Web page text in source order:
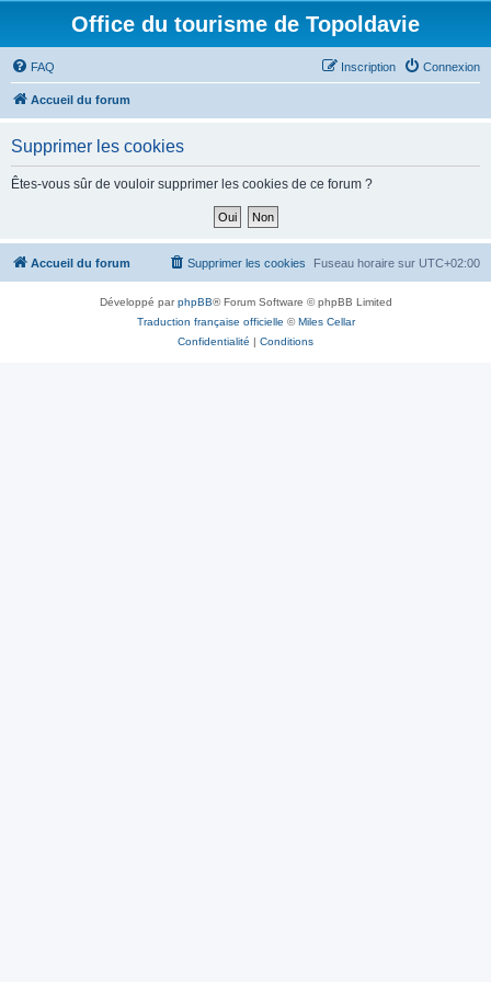
Office du tourisme de Topoldavie
FAQ Connexion
Inscription
Accueil du forum
Supprimer les cookies
Êtes-vous sûr de vouloir supprimer les cookies de ce forum ?
Accueil du forum Fuseau horaire sur UTC+02:00
Supprimer les cookies
Développé parphpBB® Forum Software © phpBB Limited
Traduction française officielle ©Miles Cellar
Confidentialité | Conditions